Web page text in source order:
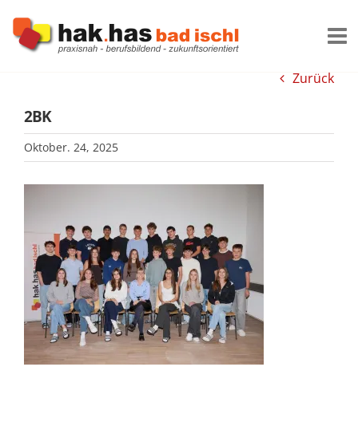
Inhalt
springen
Zurück
2BK
Oktober. 24, 2025